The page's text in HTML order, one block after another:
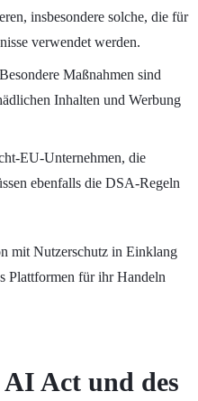
insbesondere solche, die für
verwendet werden.
Maßnahmen sind
Inhalten und Werbung
EU-Unternehmen, die
ebenfalls die DSA-Regeln
mit Nutzerschutz in Einklang
Plattformen für ihr Handeln
AI Act und des